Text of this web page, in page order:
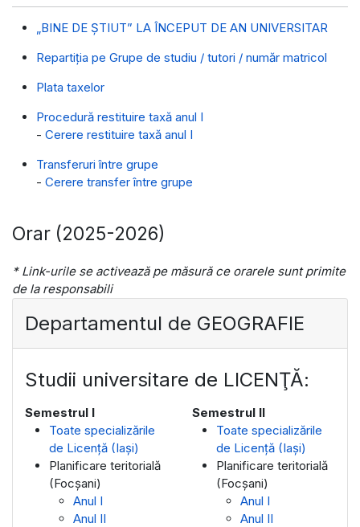
„BINE DE ŞTIUT” LA ÎNCEPUT DE AN UNIVERSITAR
Repartiția pe Grupe de studiu / tutori / număr matricol
Plata taxelor
Procedură restituire taxă anul I
- Cerere restituire taxă anul I
Transferuri între grupe
- Cerere transfer între grupe
Orar (2025-2026)
* Link-urile se activează pe măsură ce orarele sunt primite
de la responsabili
Departamentul de GEOGRAFIE
Studii universitare de LICENŢĂ:
Semestrul I
Toate specializările
de Licență (Iași)
Planificare teritorială
(Focșani)
Anul I
Anul II
Semestrul II
Toate specializările
de Licență (Iași)
Planificare teritorială
(Focșani)
Anul I
Anul II